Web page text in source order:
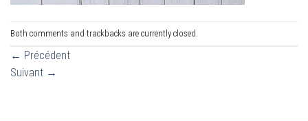
Both comments and trackbacks are currently closed.
← Précédent
Suivant →